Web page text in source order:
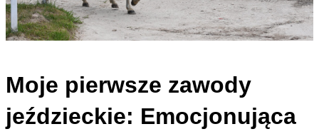
Moje pierwsze zawody
jeździeckie: Emocjonująca